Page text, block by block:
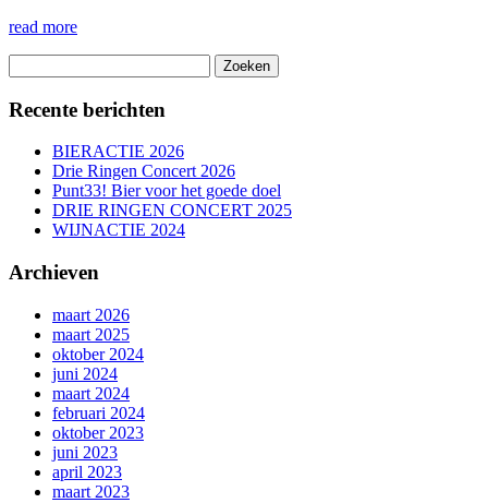
read more
naar:
Recente berichten
BIERACTIE 2026
Drie Ringen Concert 2026
Punt33! Bier voor het goede doel
DRIE RINGEN CONCERT 2025
WIJNACTIE 2024
Archieven
maart 2026
maart 2025
oktober 2024
juni 2024
maart 2024
februari 2024
oktober 2023
juni 2023
april 2023
maart 2023